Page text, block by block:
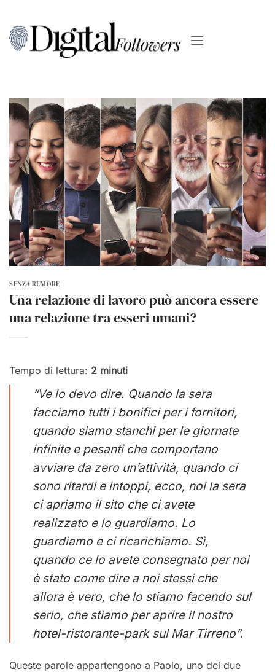
contenuti
SENZA RUMORE
Una relazione di lavoro può ancora essere
una relazione tra esseri umani?
Tempo di lettura: 2 minuti
“Ve lo devo dire. Quando la sera
facciamo tutti i bonifici per i fornitori,
quando siamo stanchi per le giornate
infinite e pesanti che comportano
avviare da zero un’attività, quando ci
sono ritardi e intoppi, ecco, noi la sera
ci apriamo il sito che ci avete
realizzato e lo guardiamo. Lo
guardiamo e ci ricarichiamo. Sì,
quando ce lo avete consegnato per noi
è stato come dire a noi stessi che
allora è vero, che lo stiamo facendo sul
serio, che stiamo per aprire il nostro
hotel-ristorante-park sul Mar Tirreno”.
Queste parole appartengono a Paolo, uno dei due